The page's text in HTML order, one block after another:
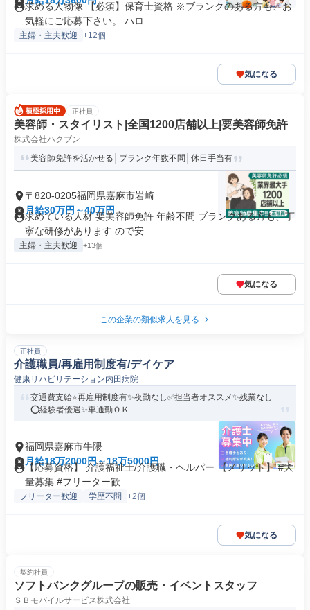
求める人物像 【必須】保育士資格 ※ブランクのある方も、お
気軽にご応募下さい。 ハロ...
主婦・主夫歓迎 +12個
気になる
正社員
美容師・スタイリスト|全国1200店舗以上|要美容師免許
株式会社ハクブン
美容師免許を活かせる│ブランク年数不問│休日手当有
〒820-0205福岡県嘉麻市岩崎
月給30万円～40万円
求めている人材 要美容師免許 年齢不問 ブランクある方も、丁
寧な研修があります ので安...
主婦・主夫歓迎 +13個
気になる
この企業の類似求人を見る
正社員
介護職員/再雇用制度有/デイケア
健康リハビリテーション内田病院
交通費支給⭐️再雇用制度有✨夜勤なし✅️担当者オススメ✨残業なし
⭕️経験者優遇✨車通勤ＯＫ
福岡県嘉麻市牛隈
月給18万2000円～18万5000円
【応募資格】 介護福祉士/介護職・ヘルパー 【メリット】 #大
量募集 #フリーター歓...
フリーター歓迎 学歴不問 +2個
気になる
契約社員
ソフトバンクグループの販売・イベントスタッフ
ＳＢモバイルサービス株式会社